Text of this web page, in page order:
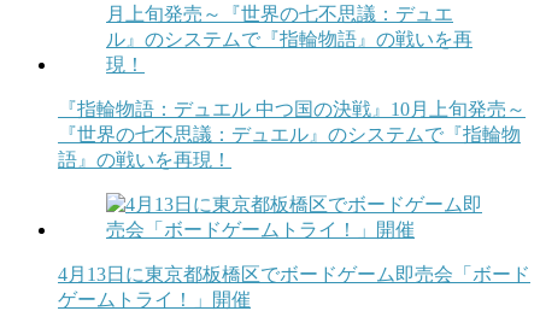
『指輪物語：デュエル 中つ国の決戦』10月上旬発売～
『世界の七不思議：デュエル』のシステムで『指輪物
語』の戦いを再現！
4月13日に東京都板橋区でボードゲーム即売会「ボード
ゲームトライ！」開催